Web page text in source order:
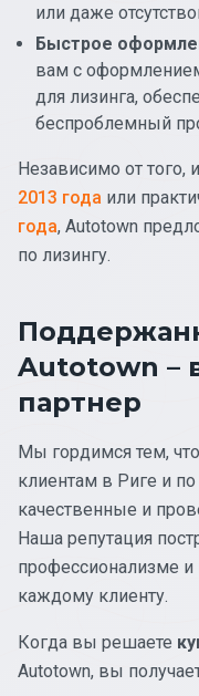
или даже
Быстрое
вам с
для лизинга,
беспроблемный
Независимо от
2013 года или
года, Autotown
по лизингу.
Autotown –
партнер
Мы гордимся тем,
клиентам в Риге и
качественные и
Наша репутация
профессионализме
каждому клиенту.
Когда вы решаете
Autotown, вы